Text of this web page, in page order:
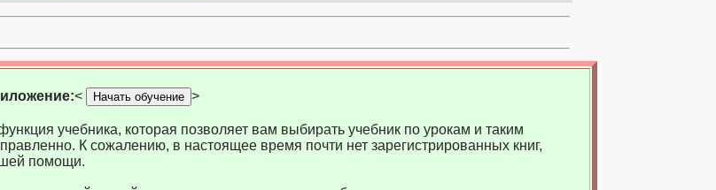
< Начать обучение >
учебника, которая позволяет вам выбирать учебник по урокам и таким
К сожалению, в настоящее время почти нет зарегистрированных книг,
помощи.